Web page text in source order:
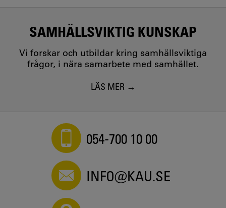
SAMHÄLLSVIKTIG KUNSKAP
Vi forskar och utbildar kring samhällsviktiga
frågor, i nära samarbete med samhället.
LÄS MER
054-700 10 00
INFO@KAU.SE